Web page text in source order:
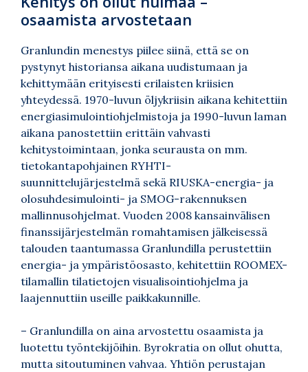
osaamista arvostetaan
Granlundin menestys piilee siinä, että se on
pystynyt historiansa aikana uudistumaan ja
kehittymään erityisesti erilaisten kriisien
yhteydessä. 1970-luvun öljykriisin aikana kehitettiin
energiasimulointiohjelmistoja ja 1990-luvun laman
aikana panostettiin erittäin vahvasti
kehitystoimintaan, jonka seurausta on mm.
tietokantapohjainen RYHTI-
suunnittelujärjestelmä sekä RIUSKA-energia- ja
olosuhdesimulointi- ja SMOG-rakennuksen
mallinnusohjelmat. Vuoden 2008 kansainvälisen
finanssijärjestelmän romahtamisen jälkeisessä
talouden taantumassa Granlundilla perustettiin
energia- ja ympäristöosasto, kehitettiin ROOMEX-
tilamallin tilatietojen visualisointiohjelma ja
laajennuttiin useille paikkakunnille.
– Granlundilla on aina arvostettu osaamista ja
luotettu työntekijöihin. Byrokratia on ollut ohutta,
mutta sitoutuminen vahvaa. Yhtiön perustajan